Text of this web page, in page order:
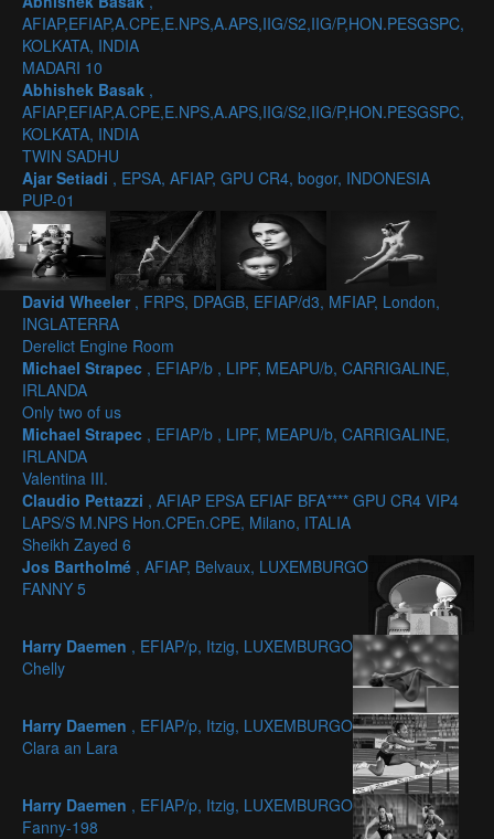
AFIAP,EFIAP,A.CPE,E.NPS,A.APS,IIG/S2,IIG/P,HON.PESGSPC,
KOLKATA, INDIA
MADARI 10
Abhishek Basak ,
AFIAP,EFIAP,A.CPE,E.NPS,A.APS,IIG/S2,IIG/P,HON.PESGSPC,
KOLKATA, INDIA
TWIN SADHU
Ajar Setiadi , EPSA, AFIAP, GPU CR4, bogor, INDONESIA
PUP-01
David Wheeler , FRPS, DPAGB, EFIAP/d3, MFIAP, London,
INGLATERRA
Derelict Engine Room
Michael Strapec , EFIAP/b , LIPF, MEAPU/b, CARRIGALINE,
IRLANDA
Only two of us
Michael Strapec , EFIAP/b , LIPF, MEAPU/b, CARRIGALINE,
IRLANDA
Valentina III.
Claudio Pettazzi , AFIAP EPSA EFIAF BFA**** GPU CR4 VIP4
LAPS/S M.NPS Hon.CPEn.CPE, Milano, ITALIA
Sheikh Zayed 6
Jos Bartholmé , AFIAP, Belvaux, LUXEMBURGO
FANNY 5
Harry Daemen , EFIAP/p, Itzig, LUXEMBURGO
Chelly
Harry Daemen , EFIAP/p, Itzig, LUXEMBURGO
Clara an Lara
Harry Daemen , EFIAP/p, Itzig, LUXEMBURGO
Fanny-198